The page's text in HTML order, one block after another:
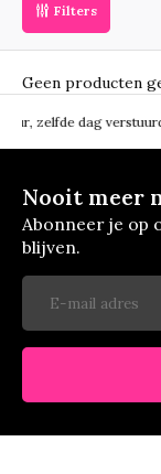
Filters
Geen producten
dag verstuurd (ma-
Nooit meer
Abonneer je op
blijven.